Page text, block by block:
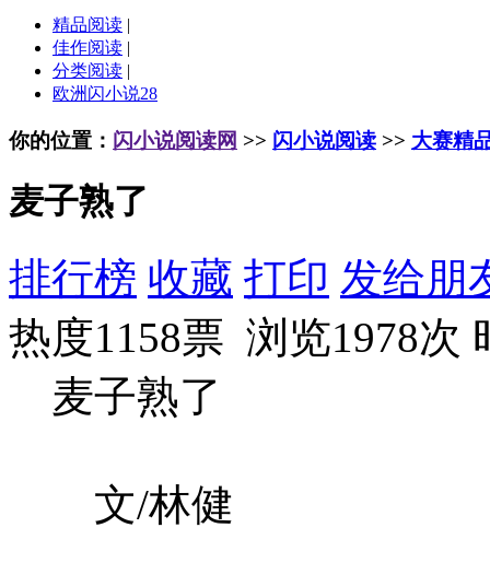
精品阅读 |
佳作阅读 |
分类阅读 |
欧洲闪小说28
你的位置： 闪小说阅读网 >> 闪小说阅读 >> 大赛精
麦子熟了
排行榜 收藏 打印 发给朋
热度1158票 浏览1978次
麦子熟了
文/林健